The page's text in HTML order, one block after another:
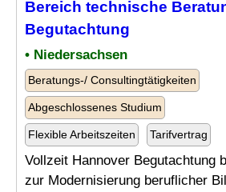
Bereich technische
Begutachtung
• Niedersachsen
Beratungs-/ Consultingtätigkeiten
Abgeschlossenes Studium
Flexible Arbeitszeiten Tarifvertrag
Vollzeit Hannover Begutachtung
zur Modernisierung beruflicher